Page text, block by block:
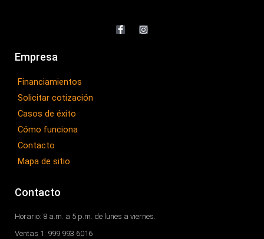
a
c
n
s
Empresa
Financiamientos
Solicitar cotización
Casos de éxito
Cómo funciona
Contacto
Mapa de sitio
Contacto
Horario: 8 a.m. a 5 p.m. de lunes a viernes.
Ventas 1: 999 993 6016